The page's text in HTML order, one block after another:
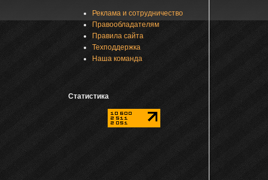
Реклама и сотрудничество
Правообладателям
Правила сайта
Техподдержка
Наша команда
Статистика